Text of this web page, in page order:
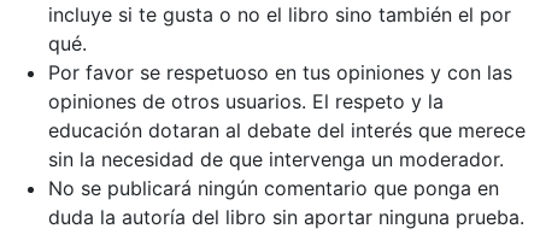
incluye si te gusta o no el libro sino también el por
qué.
Por favor se respetuoso en tus opiniones y con las
opiniones de otros usuarios. El respeto y la
educación dotaran al debate del interés que merece
sin la necesidad de que intervenga un moderador.
No se publicará ningún comentario que ponga en
duda la autoría del libro sin aportar ninguna prueba.